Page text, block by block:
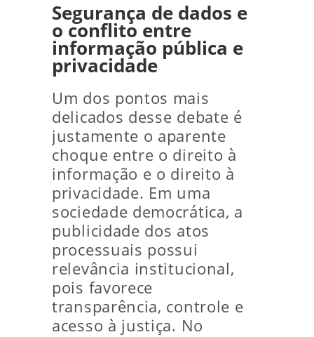
Segurança de dados e
o conflito entre
informação pública e
privacidade
Um dos pontos mais
delicados desse debate é
justamente o aparente
choque entre o direito à
informação e o direito à
privacidade. Em uma
sociedade democrática, a
publicidade dos atos
processuais possui
relevância institucional,
pois favorece
transparência, controle e
acesso à justiça. No